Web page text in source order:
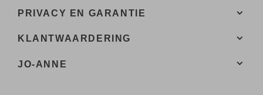
PRIVACY EN GARANTIE
KLANTWAARDERING
JO-ANNE